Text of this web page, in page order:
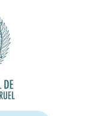
del Centro de
Ana García a
capitaneado por